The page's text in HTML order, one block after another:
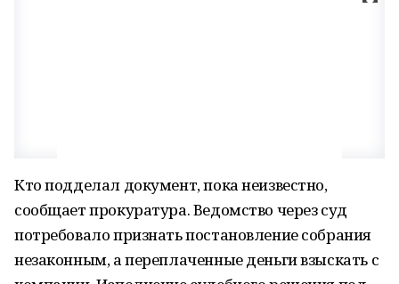
Кто подделал документ, пока неизвестно,
сообщает прокуратура. Ведомство через суд
потребовало признать постановление собрания
незаконным, а переплаченные деньги взыскать с